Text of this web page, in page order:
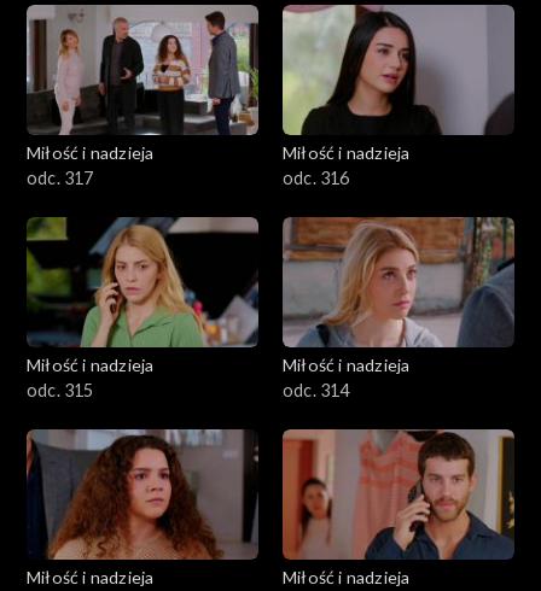
Miłość i nadzieja
odc. 317
Miłość i nadzieja
odc. 316
Miłość i nadzieja
odc. 315
Miłość i nadzieja
odc. 314
Miłość i nadzieja
Miłość i nadzieja